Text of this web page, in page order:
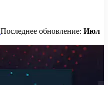
Последнее обновление: Июл